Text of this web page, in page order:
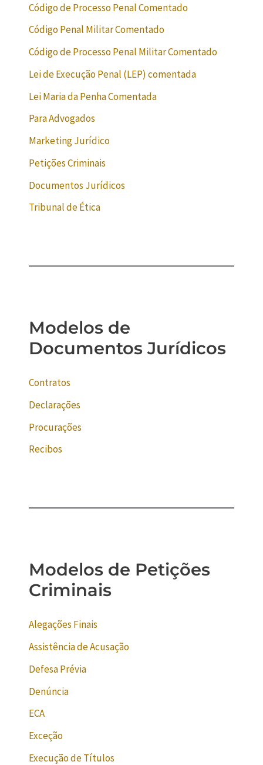
Código de Processo Penal Comentado
Código Penal Militar Comentado
Código de Processo Penal Militar Comentado
Lei de Execução Penal (LEP) comentada
Lei Maria da Penha Comentada
Para Advogados
Marketing Jurídico
Petições Criminais
Documentos Jurídicos
Tribunal de Ética
Modelos de
Documentos Jurídicos
Contratos
Declarações
Procurações
Recibos
Modelos de Petições
Criminais
Alegações Finais
Assistência de Acusação
Defesa Prévia
Denúncia
ECA
Exceção
Execução de Títulos